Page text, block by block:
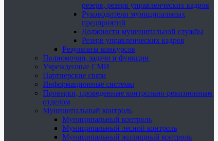
резерв, резерв управленческих кадров
Руководители муниципальных
предприятий
Должности муниципальной службы
Резерв управленческих кадров
Результаты конкурсов
Полномочия, задачи и функции
Учрежденные СМИ
Партнерские связи
Информационные системы
Проверки, проведенные контрольно-ревизионным
отделом
Муниципальный контроль
Муниципальный контроль
Муниципальный лесной контроль
Муниципальный жилищный контроль